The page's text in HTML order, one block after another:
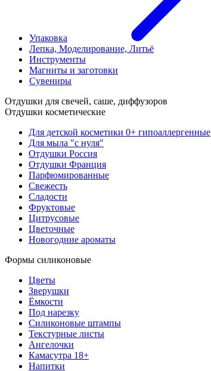
Упаковка
Лепка, Моделирование, Литьё
Инструменты
Магниты и заготовки
Сувениры
Отдушки для свечей, саше, диффузоров
Отдушки косметические
Для детской косметики 0+ гипоаллергенные
Для мыла "с нуля"
Отдушки Россия
Отдушки Франция
Парфюмированные
Свежесть
Сладости
Фруктовые
Цитрусовые
Цветочные
Новогодние ароматы
Формы силиконовые
Цветы
Зверушки
Ёмкости
Под нарезку
Силиконовые штампы
Текстурные листы
Ангелочки
Камасутра 18+
Напитки